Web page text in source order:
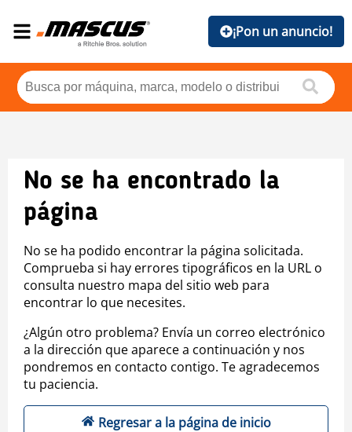
¡Pon un anuncio!
No se ha encontrado la
página
No se ha podido encontrar la página solicitada.
Comprueba si hay errores tipográficos en la URL o
consulta nuestro mapa del sitio web para
encontrar lo que necesites.
¿Algún otro problema? Envía un correo electrónico
a la dirección que aparece a continuación y nos
pondremos en contacto contigo. Te agradecemos
tu paciencia.
Regresar a la página de inicio